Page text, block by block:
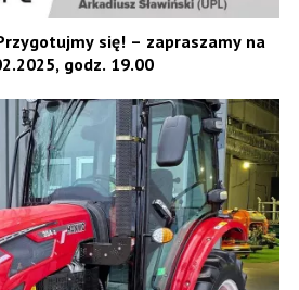
się! – zapraszamy na
godz. 19.00